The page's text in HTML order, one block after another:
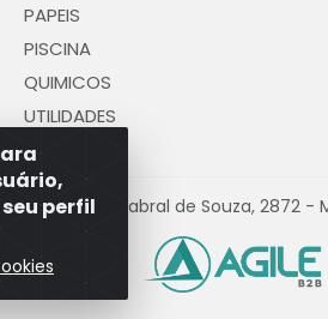
perfil
PAPEIS
PISCINA
QUIMICOS
UTILIDADES
Antônio Cabral de Souza,